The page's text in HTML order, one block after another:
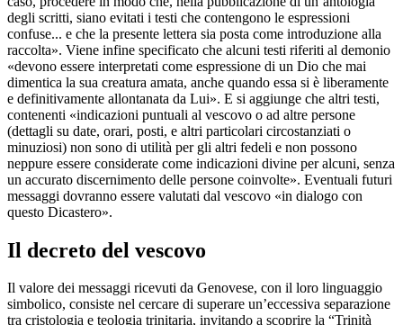
degli scritti, siano evitati i testi che contengono le espressioni
confuse... e che la presente lettera sia posta come introduzione alla
raccolta». Viene infine specificato che alcuni testi riferiti al demonio
«devono essere interpretati come espressione di un Dio che mai
dimentica la sua creatura amata, anche quando essa si è liberamente
e definitivamente allontanata da Lui». E si aggiunge che altri testi,
contenenti «indicazioni puntuali al vescovo o ad altre persone
(dettagli su date, orari, posti, e altri particolari circostanziati o
minuziosi) non sono di utilità per gli altri fedeli e non possono
neppure essere considerate come indicazioni divine per alcuni, senza
un accurato discernimento delle persone coinvolte». Eventuali futuri
messaggi dovranno essere valutati dal vescovo «in dialogo con
questo Dicastero».
Il decreto del vescovo
Il valore dei messaggi ricevuti da Genovese, con il loro linguaggio
simbolico, consiste nel cercare di superare un’eccessiva separazione
tra cristologia e teologia trinitaria, invitando a scoprire la “Trinità